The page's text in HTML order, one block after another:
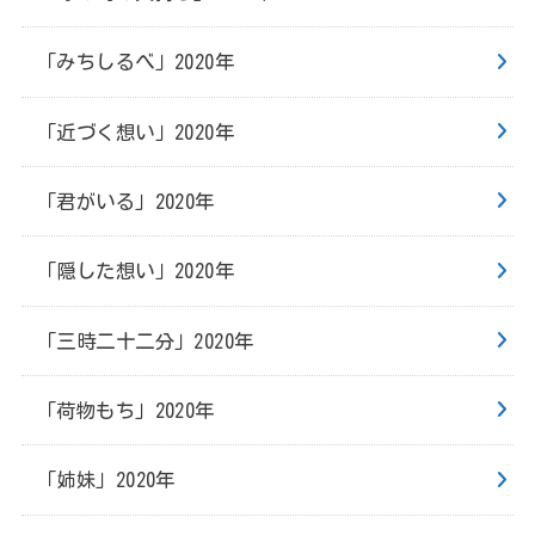
「みちしるべ」2020年
「近づく想い」2020年
「君がいる」2020年
「隠した想い」2020年
「三時二十二分」2020年
「荷物もち」2020年
「姉妹」2020年